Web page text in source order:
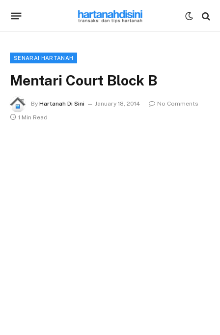
SENARAI HARTANAH
Mentari Court Block B
By Hartanah Di Sini January 18, 2014
No Comments
1 Min Read